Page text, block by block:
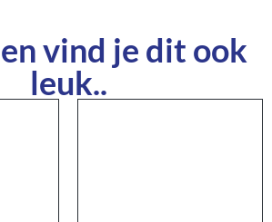
vind je dit ook
leuk..